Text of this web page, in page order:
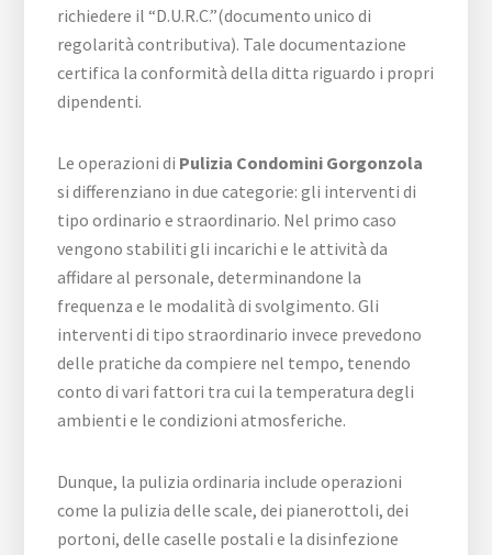
richiedere il “D.U.R.C.”(documento unico di
regolarità contributiva). Tale documentazione
certifica la conformità della ditta riguardo i propri
dipendenti.
Le operazioni di Pulizia Condomini Gorgonzola
si differenziano in due categorie: gli interventi di
tipo ordinario e straordinario. Nel primo caso
vengono stabiliti gli incarichi e le attività da
affidare al personale, determinandone la
frequenza e le modalità di svolgimento. Gli
interventi di tipo straordinario invece prevedono
delle pratiche da compiere nel tempo, tenendo
conto di vari fattori tra cui la temperatura degli
ambienti e le condizioni atmosferiche.
Dunque, la pulizia ordinaria include operazioni
come la pulizia delle scale, dei pianerottoli, dei
portoni, delle caselle postali e la disinfezione